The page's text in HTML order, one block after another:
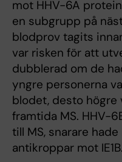
mot HHV-6A
en subgrupp på
blodprov tagits
var risken för att
dubblerad om de
yngre personerna
blodet, desto högre
framtida MS. HHV-
till MS, snarare
antikroppar mot IE1B.